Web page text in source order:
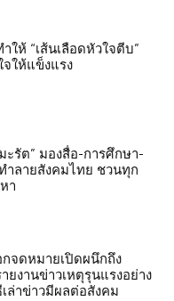
ให้ “เส้นเลือดหัวใจตีบ”
ให้แข็งแรง
ะรัต” มองสื่อ-การศึกษา-
ำลายสังคมไทย ชวนทุก
า
กจดหมายเปิดผนึกถึง
ยงานข่าวเหตุรุนแรงอย่าง
ล่าข่าวมีผลต่อสังคม